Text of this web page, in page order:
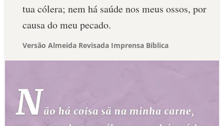
tua cólera; nem há saúde nos meus ossos, por
causa do meu pecado.
Versão Almeida Revisada Imprensa Bíblica